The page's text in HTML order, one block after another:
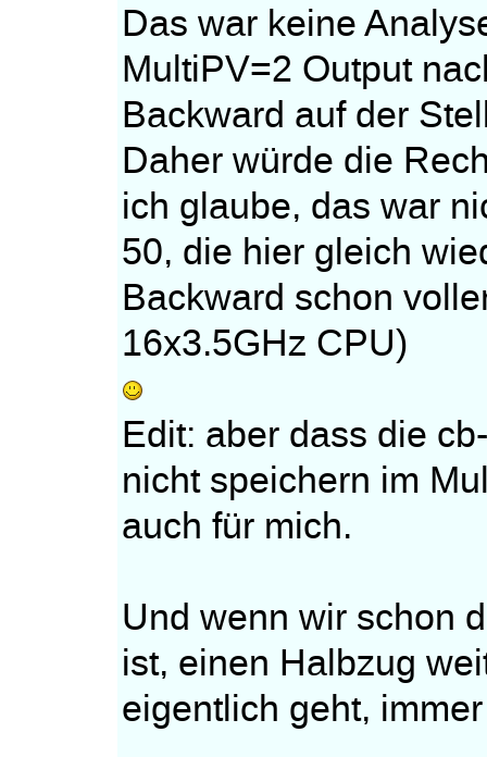
Das war keine
MultiPV=2 Output
Backward auf der
Daher würde die
ich glaube, das war
50, die hier gleich
Backward schon
16x3.5GHz CPU)
Edit: aber dass die
nicht speichern im
auch für mich.
Und wenn wir schon
ist, einen Halbzug
eigentlich geht,